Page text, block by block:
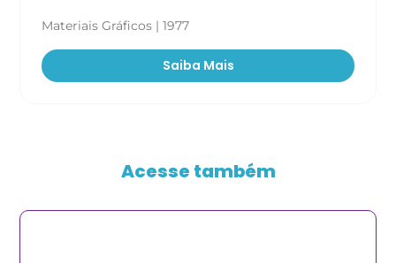
Materiais Gráficos | 1977
Saiba Mais
Acesse também